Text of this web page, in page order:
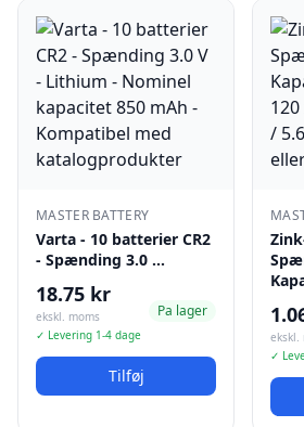
MASTER BATTERY
Varta - 10 batterier CR2
- Spænding 3.0 …
18.75 kr
ekskl. moms
✓ Levering 1-4 dage
Pa lager
Tilføj
ekskl.
✓